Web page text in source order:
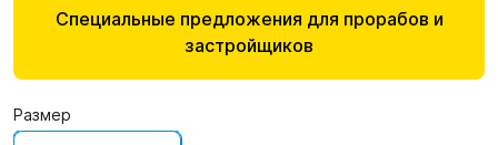
Специальные предложения для прорабов и
застройщиков
Размер